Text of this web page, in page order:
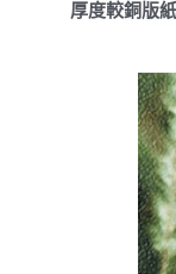
厚度較銅版